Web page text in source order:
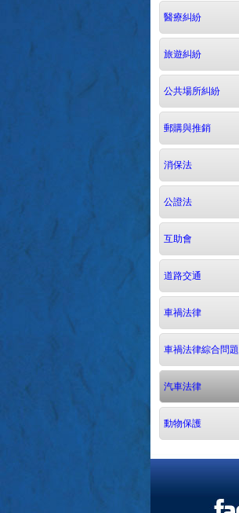
醫療糾紛
旅遊糾紛
公共場所糾紛
郵購與推銷
消保法
公證法
互助會
道路交通
車禍法律
車禍法律綜合問題
汽車法律
動物保護